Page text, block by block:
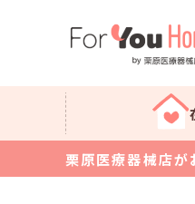
栗原医療器械店